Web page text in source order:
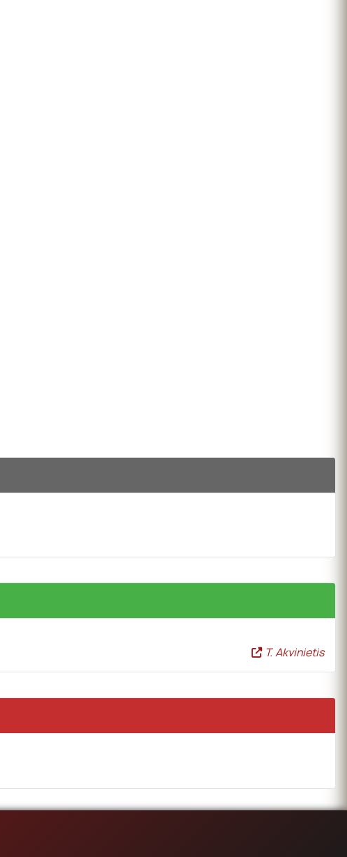
T. Akvinietis